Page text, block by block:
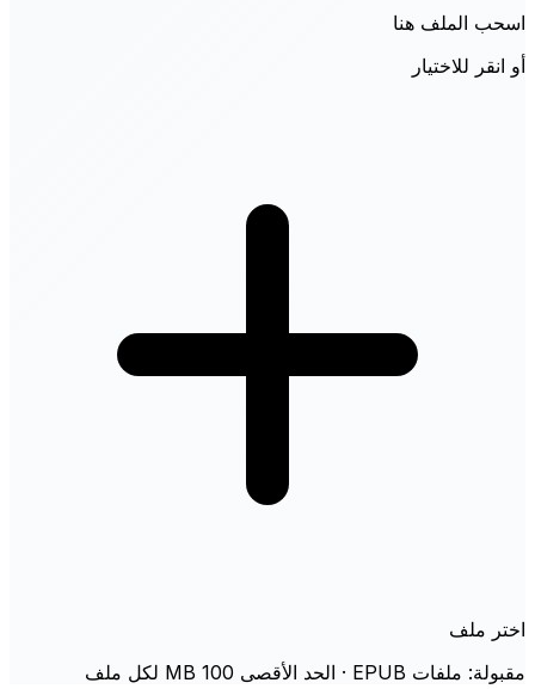
اسحب الملف هنا
أو انقر للاختيار
اختر ملف
مقبولة: ملفات EPUB · الحد الأقصى 100 MB لكل ملف